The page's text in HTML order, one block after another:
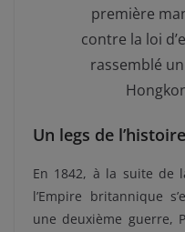
première
contre la loi
rassemblé
Un legs de l’histoire
En 1842, à la suite de
l’Empire britannique
une deuxième guerre,